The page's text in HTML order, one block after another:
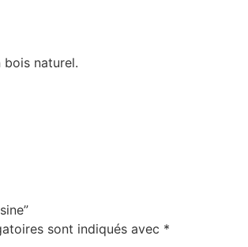
naturel.
sont indiqués avec *